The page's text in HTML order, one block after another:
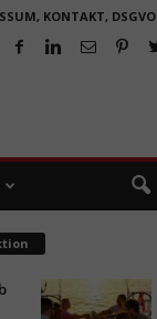
KONTAKT, DSGVO